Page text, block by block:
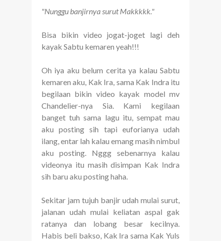
"Nunggu banjirnya surut Makkkkk."
Bisa bikin video jogat-joget lagi deh
kayak Sabtu kemaren yeah!!!
Oh iya aku belum cerita ya kalau Sabtu
kemaren aku, Kak Ira, sama Kak Indra itu
begilaan bikin video kayak model mv
Chandelier-nya Sia. Kami kegilaan
banget tuh sama lagu itu, sempat mau
aku posting sih tapi euforianya udah
ilang, entar lah kalau emang masih nimbul
aku posting. Nggg sebenarnya kalau
videonya itu masih disimpan Kak Indra
sih baru aku posting haha.
Sekitar jam tujuh banjir udah mulai surut,
jalanan udah mulai keliatan aspal gak
ratanya dan lobang besar kecilnya.
Habis beli bakso, Kak Ira sama Kak Yuls